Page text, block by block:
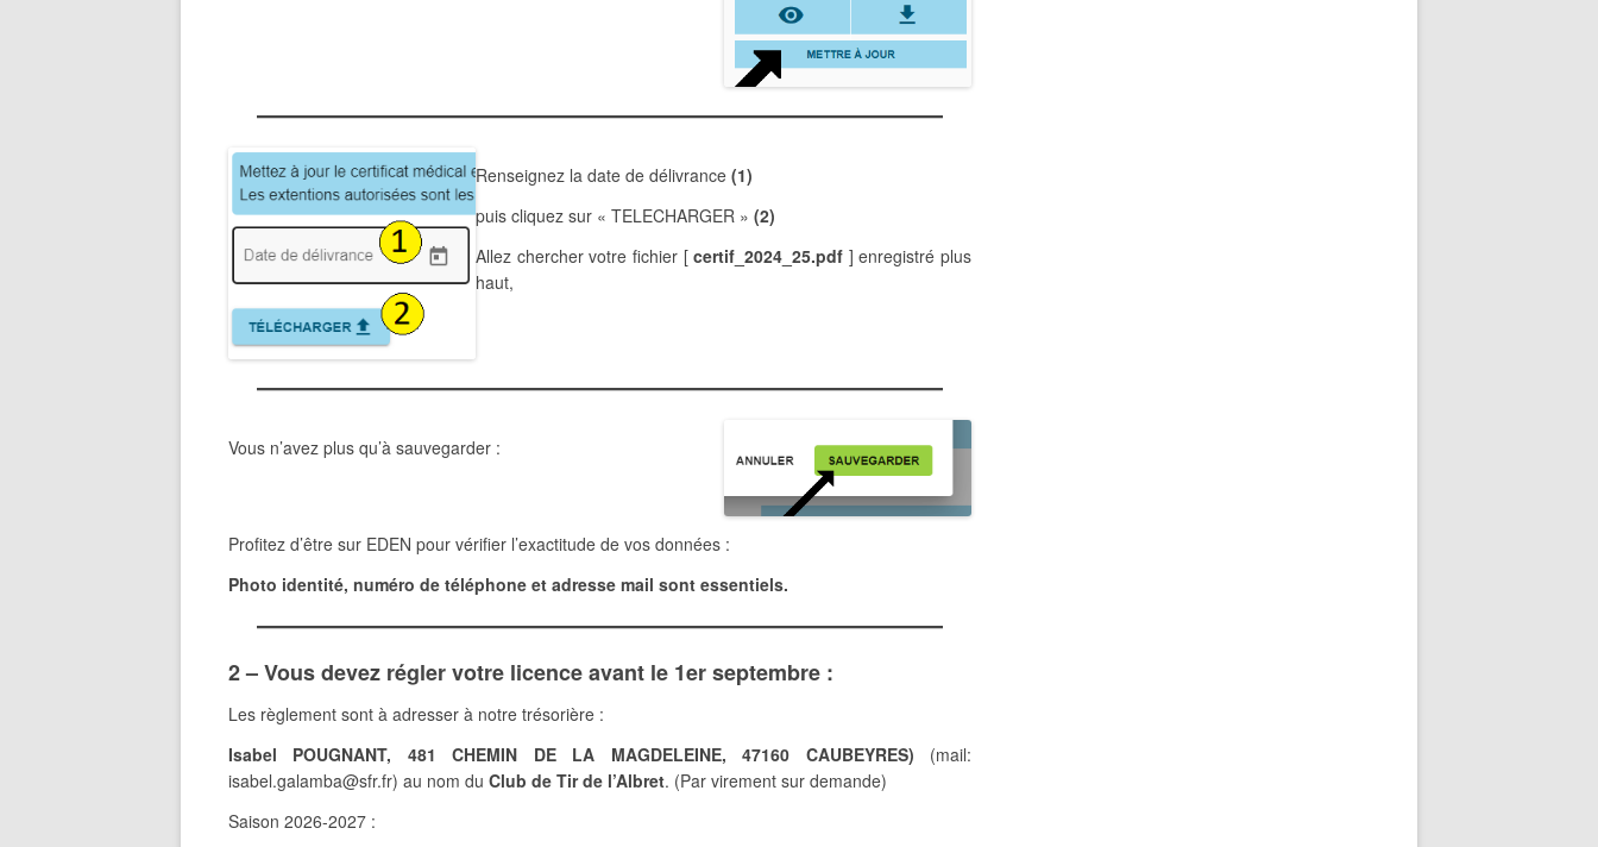
Renseignez la date de délivrance(1)
puis cliquez sur « TELECHARGER »(2)
Allez chercher votre fichier [certif_2024_25.pdf ] enregistré plus
haut,
Vous n’avez plus qu’à sauvegarder :
Profitez d’être sur EDEN pour vérifier l’exactitude de vos données :
Photo identité, numéro de téléphone et adresse mail sont essentiels.
2 – Vous devez régler votre licence avant le 1er septembre :
Les règlement sont à adresser à notre trésorière :
Isabel POUGNANT, 481 CHEMIN DE LA MAGDELEINE, 47160 CAUBEYRES) (mail:
isabel.galamba@sfr.fr) au nom du Club de Tir de l’Albret. (Par virement sur demande)
Saison 2026-2027 :